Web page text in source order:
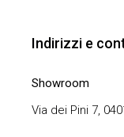
Indirizzi e
Showroom
Via dei Pini 7,